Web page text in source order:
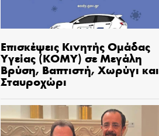
Επισκέψεις Κινητής Ομάδας
Υγείας (ΚΟΜΥ) σε Μεγάλη
Βρύση, Βαπτιστή, Χωρύγι και
Σταυροχώρι